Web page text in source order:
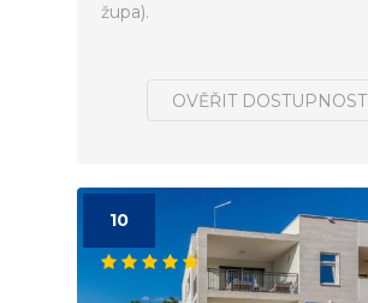
župa).
OVĚŘIT DOSTUPNOST
10